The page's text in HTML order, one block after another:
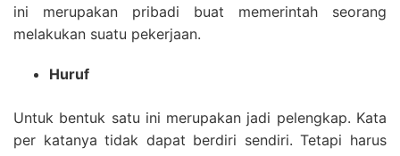
ini merupakan pribadi buat memerintah seorang
melakukan suatu pekerjaan.
Huruf
Untuk bentuk satu ini merupakan jadi pelengkap. Kata
per katanya tidak dapat berdiri sendiri. Tetapi harus